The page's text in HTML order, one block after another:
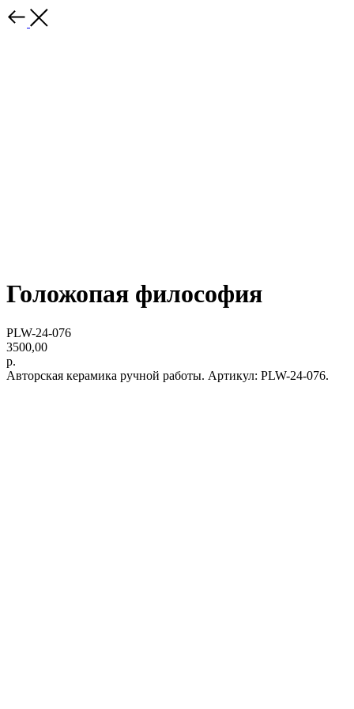
Голожопая философия
PLW-24-076
3500,00
р.
Авторская керамика ручной работы. Артикул: PLW-24-076.